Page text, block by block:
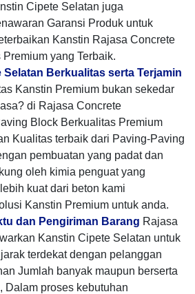
Cipete Selatan juga
Garansi Produk untuk
Kanstin Rajasa Concrete
yang Terbaik.
Selatan Berkualitas serta Terjamin
Kanstin Premium bukan sekedar
di Rajasa Concrete
Block Berkualitas Premium
Kualitas terbaik dari Paving-Paving
pembuatan yang padat dan
oleh kimia penguat yang
kuat dari beton kami
Kanstin Premium untuk anda.
dan Pengiriman Barang Rajasa
Kanstin Cipete Selatan untuk
terdekat dengan pelanggan
Jumlah banyak maupun berserta
Dalam proses kebutuhan